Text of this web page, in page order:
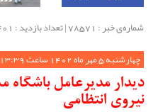
شماره‌ی خبر : ‌78571 | تعداد بازدید : 1401
چهارشنبه 5 مهر ماه 1402 ساعت 13:39
دیدار مدیرعامل باشگاه
نیروی انتظامی